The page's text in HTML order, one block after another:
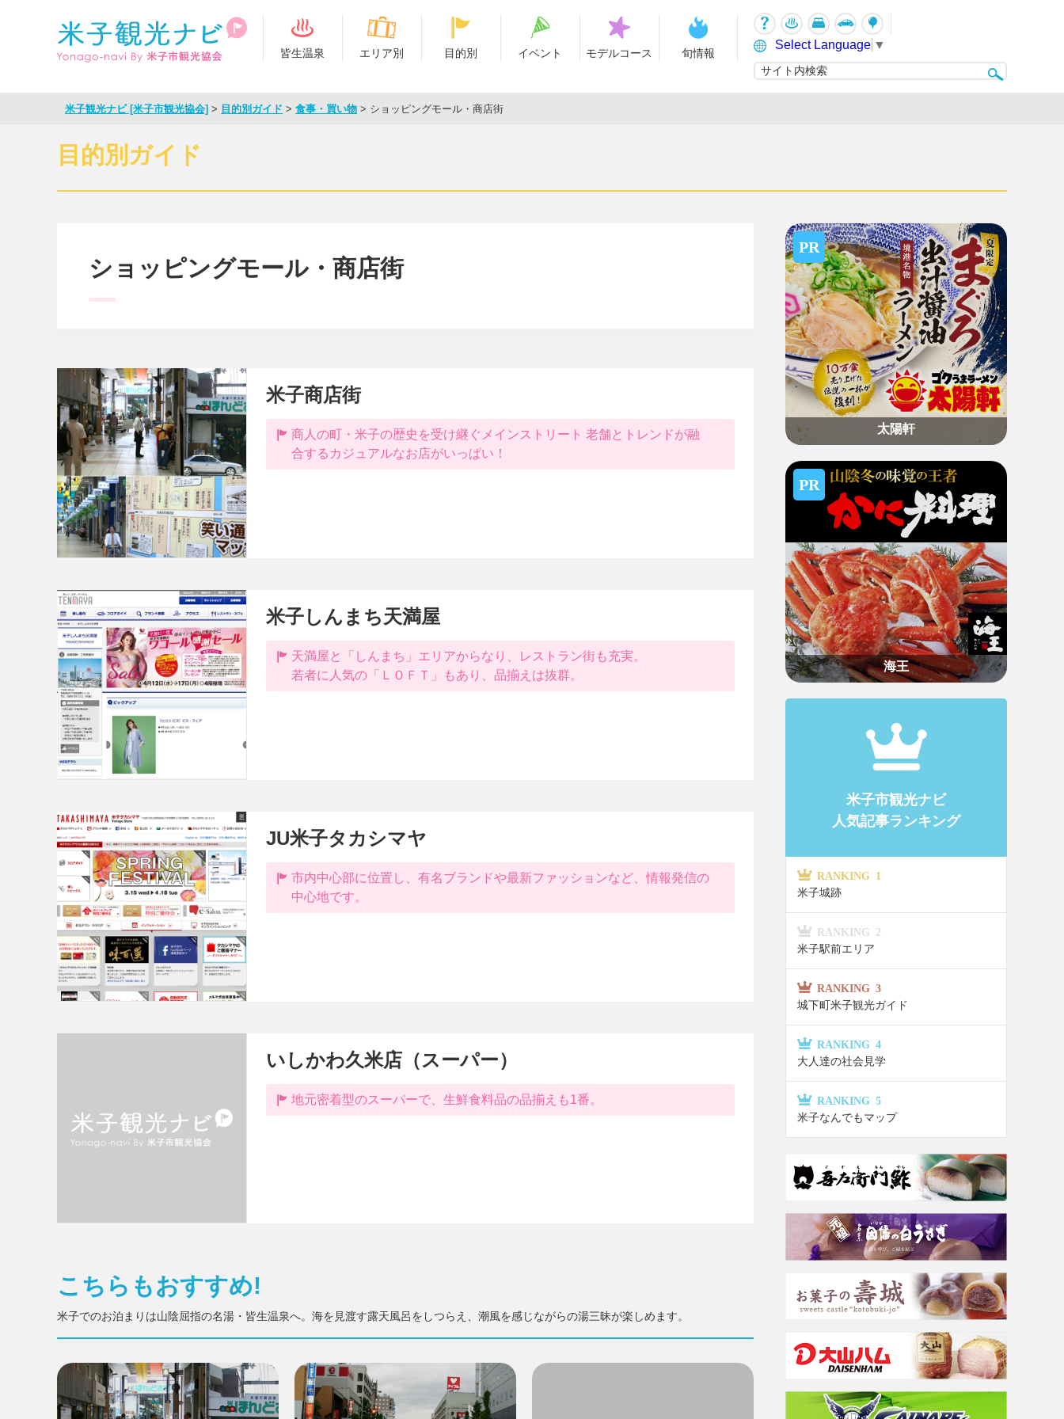
皆生温泉 エリア別 目的別 イベント モデルコース 旬情報
Select Language ▼
米子観光ナビ [米子市観光協会] > 目的別ガイド > 食事・買い物 > ショッピングモール・商店街
目的別ガイド
ショッピングモール・商店街
米子商店街
商人の町・米子の歴史を受け継ぐメインストリート 老舗とトレンドが融
合するカジュアルなお店がいっぱい！
米子しんまち天満屋
天満屋と「しんまち」エリアからなり、レストラン街も充実。
若者に人気の「ＬＯＦＴ」もあり、品揃えは抜群。
JU米子タカシマヤ
市内中心部に位置し、有名ブランドや最新ファッションなど、情報発信の
中心地です。
いしかわ久米店（スーパー）
地元密着型のスーパーで、生鮮食料品の品揃えも1番。
こちらもおすすめ!
米子でのお泊まりは山陰屈指の名湯・皆生温泉へ。海を見渡す露天風呂をしつらえ、潮風を感じながらの湯三昧が楽しめます。
PR
太陽軒
PR
海王
米子市観光ナビ
人気記事ランキング
RANKING 1
米子城跡
RANKING 2
米子駅前エリア
RANKING 3
城下町米子観光ガイド
RANKING 4
大人達の社会見学
RANKING 5
米子なんでもマップ